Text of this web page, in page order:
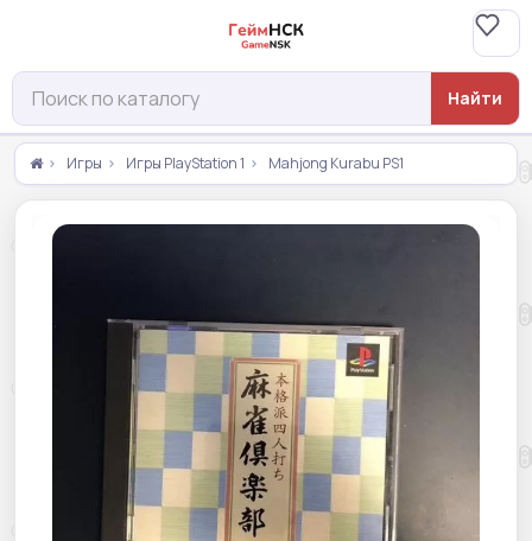
Найти
Игры Игры PlayStation 1 Mahjong Kurabu PS1